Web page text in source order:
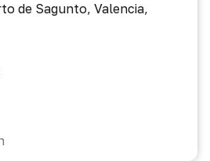
de Sagunto, Valencia,